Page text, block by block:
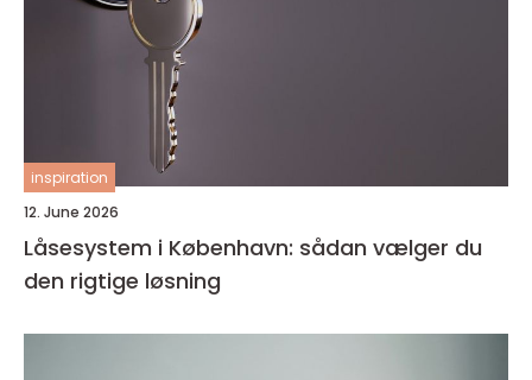
inspiration
12. June 2026
Låsesystem i København: sådan vælger du
den rigtige løsning